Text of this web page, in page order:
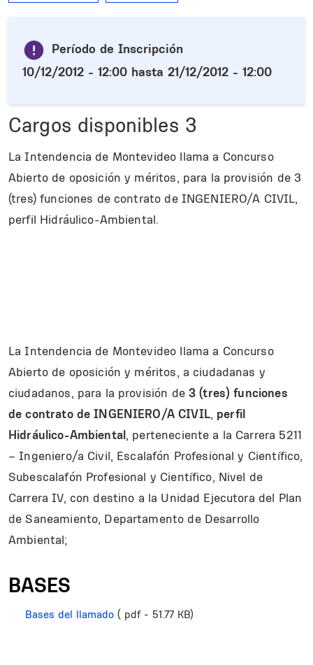
Período de Inscripción
10/12/2012 - 12:00 hasta 21/12/2012 - 12:00
Cargos disponibles 3
La Intendencia de Montevideo llama a Concurso
Abierto de oposición y méritos, para la provisión de 3
(tres) funciones de contrato de INGENIERO/A CIVIL,
perfil Hidráulico-Ambiental.
La Intendencia de Montevideo llama a Concurso
Abierto de oposición y méritos, a ciudadanas y
ciudadanos, para la provisión de3 (tres) funciones
de contrato de INGENIERO/A CIVIL, perfil
Hidráulico-Ambiental, perteneciente a la Carrera 5211
– Ingeniero/a Civil, Escalafón Profesional y Científico,
Subescalafón Profesional y Científico, Nivel de
Carrera IV, con destino a la Unidad Ejecutora del Plan
de Saneamiento, Departamento de Desarrollo
Ambiental;
BASES
Bases del llamado ( pdf - 51.77 KB)